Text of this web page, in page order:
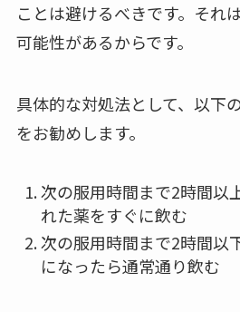
ことは避けるべきです。それ
可能性があるからです。
具体的な対処法として、以下
をお勧めします。
次の服用時間まで2時間以
れた薬をすぐに飲む
次の服用時間まで2時間以
になったら通常通り飲む